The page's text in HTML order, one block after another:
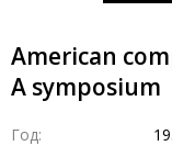
American
A symposium
Год: